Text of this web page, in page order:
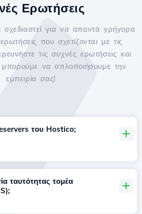
Ερωτήσεις
σχεδιαστεί για να απαντά γρήγορα
που σχετίζονται με τις
τις συχνές ερωτήσεις και
να απλοποιήσουμε την
εμπειρία σας!
του Hostico;
ταυτότητας τομέα